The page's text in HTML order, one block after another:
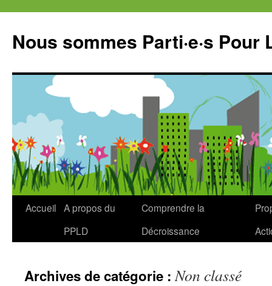
contenu
Nous sommes Parti·e·s
Accueil A propos du
PPLD
Comprendre la
Décroissance
Archives de catégorie :Non classé